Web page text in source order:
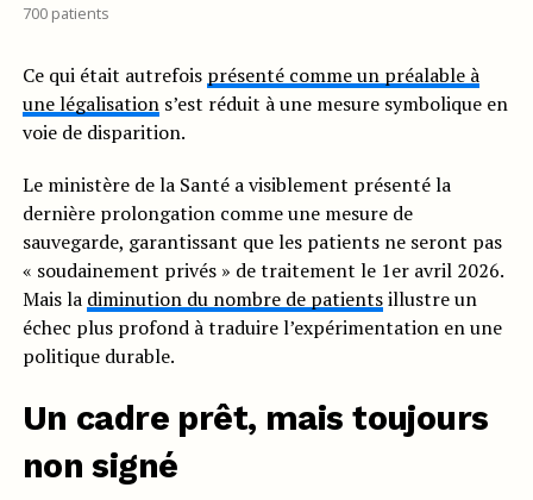
700 patients
Ce qui était autrefois présenté comme un préalable à
une légalisations’est réduit à une mesure symbolique en
voie de disparition.
Le ministère de la Santé a visiblement présenté la
dernière prolongation comme une mesure de
sauvegarde, garantissant que les patients ne seront pas
« soudainement privés » de traitement le 1er avril 2026.
Mais la diminution du nombre de patientsillustre un
échec plus profond à traduire l’expérimentation en une
politique durable.
Un cadre prêt, mais toujours
non signé